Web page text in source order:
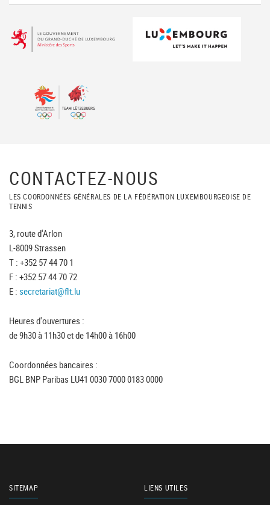
CONTACTEZ-NOUS
LES COORDONNÉES GÉNÉRALES DE LA FÉDÉRATION LUXEMBOURGEOISE DE
TENNIS
3, route d'Arlon
L-8009 Strassen
T : +352 57 44 70 1
F : +352 57 44 70 72
E : secretariat@flt.lu
Heures d'ouvertures :
de 9h30 à 11h30 et de 14h00 à 16h00
Coordonnées bancaires :
BGL BNP Paribas LU41 0030 7000 0183 0000
SITEMAP LIENS UTILES